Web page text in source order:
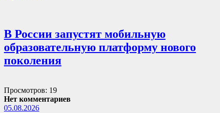
В России запустят мобильную
образовательную платформу нового
поколения
Просмотров: 19
Нет комментариев
05.08.2026